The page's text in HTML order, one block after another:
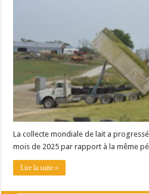
La collecte mondiale de lait a
mois de 2025 par rapport à la même
Lire la suite »